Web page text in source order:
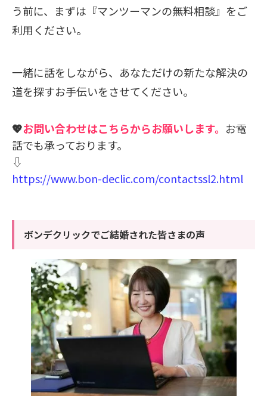
う前に、まずは 『マンツーマンの無料相談』 をご
利用ください。
一緒に話をしながら、あなただけの新たな解決の
道を探すお手伝いをさせてください。
💖お問い合わせはこちらからお願いします。 お電
話でも承っております。
⇩
https://www.bon-declic.com/contactssl2.html
ボンデクリックでご結婚された皆さまの声